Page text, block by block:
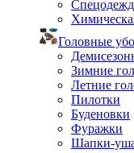
Головные
Зимние
Летние
Пилотки
Буденовки
Фуражки
Шапки-